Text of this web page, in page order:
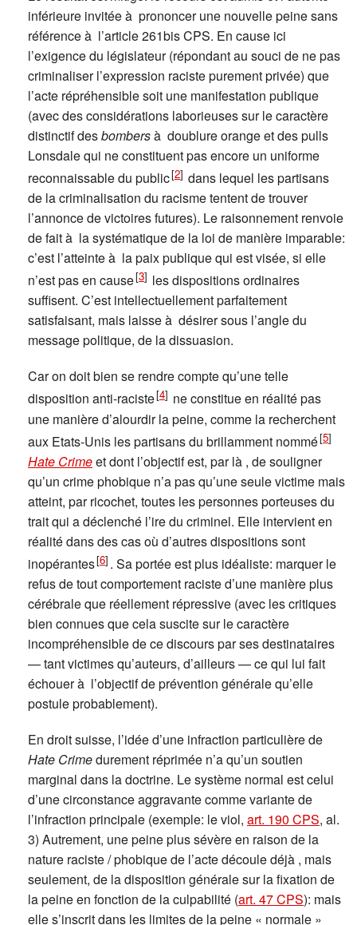
inférieure invitée à prononcer une nouvelle peine sans
référence à l’article 261bis CPS. En cause ici
l’exigence du législateur (répondant au souci de ne pas
criminaliser l’expression raciste purement privée) que
l’acte répréhensible soit une manifestation publique
(avec des considérations laborieuses sur le caractère
distinctif desbombersà doublure orange et des pulls
Lonsdale qui ne constituent pas encore un uniforme
reconnaissable du public[2] dans lequel les partisans
de la criminalisation du racisme tentent de trouver
l’annonce de victoires futures). Le raisonnement renvoie
de fait à la systématique de la loi de manière imparable:
c’est l’atteinte à la paix publique qui est visée, si elle
n’est pas en cause[3] les dispositions ordinaires
suffisent. C’est intellectuellement parfaitement
satisfaisant, mais laisse à désirer sous l’angle du
message politique, de la dissuasion.
Car on doit bien se rendre compte qu’une telle
disposition anti-raciste[4] ne constitue en réalité pas
une manière d’alourdir la peine, comme la recherchent
aux Etats-Unis les partisans du brillamment nommé[5]
Hate Crimeet dont l’objectif est, par là , de souligner
qu’un crime phobique n’a pas qu’une seule victime mais
atteint, par ricochet, toutes les personnes porteuses du
trait qui a déclenché l’ire du criminel. Elle intervient en
réalité dans des cas où d’autres dispositions sont
inopérantes[6] . Sa portée est plus idéaliste: marquer le
refus de tout comportement raciste d’une manière plus
cérébrale que réellement répressive (avec les critiques
bien connues que cela suscite sur le caractère
incompréhensible de ce discours par ses destinataires
— tant victimes qu’auteurs, d’ailleurs — ce qui lui fait
échouer à l’objectif de prévention générale qu’elle
postule probablement).
En droit suisse, l’idée d’une infraction particulière de
Hate Crimedurement réprimée n’a qu’un soutien
marginal dans la doctrine. Le système normal est celui
d’une circonstance aggravante comme variante de
l’infraction principale (exemple: le viol, art. 190 CPS, al.
3) Autrement, une peine plus sévère en raison de la
nature raciste / phobique de l’acte découle déjà , mais
seulement, de la disposition générale sur la fixation de
la peine en fonction de la culpabilité (art. 47 CPS): mais
elle s’inscrit dans les limites de la peine « normale »